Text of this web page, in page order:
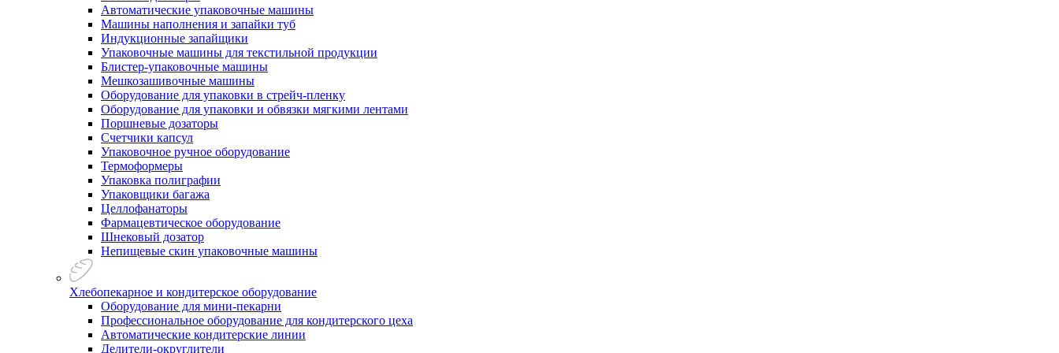
Автоматические упаковочные машины
Машины наполнения и запайки туб
Индукционные запайщики
Упаковочные машины для текстильной продукции
Блистер-упаковочные машины
Мешкозашивочные машины
Оборудование для упаковки в стрейч-пленку
Оборудование для упаковки и обвязки мягкими лентами
Поршневые дозаторы
Счетчики капсул
Упаковочное ручное оборудование
Термоформеры
Упаковка полиграфии
Упаковщики багажа
Целлофанаторы
Фармацевтическое оборудование
Шнековый дозатор
Непищевые скин упаковочные машины
Хлебопекарное и кондитерское оборудование
Оборудование для мини-пекарни
Профессиональное оборудование для кондитерского цеха
Автоматические кондитерские линии
Делители-округлители